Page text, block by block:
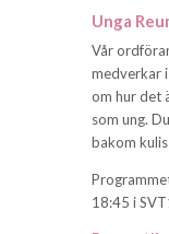
Unga
Vår
medverkar
om hur det
som ung.
bakom
18:45 i